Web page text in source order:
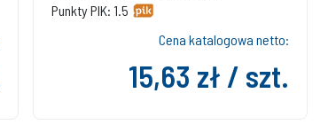
Punkty PIK: 1.5
Cena katalogowa netto:
15,63 zł / szt.